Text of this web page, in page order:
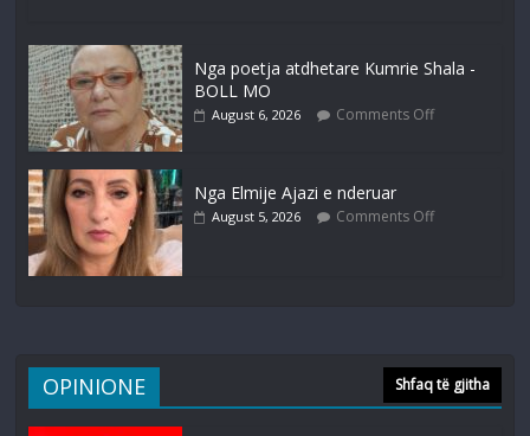
Nga poetja atdhetare Kumrie Shala -
BOLL MO
August 6, 2026 Comments Off
Nga Elmije Ajazi e nderuar
August 5, 2026 Comments Off
OPINIONE Shfaq të gjitha